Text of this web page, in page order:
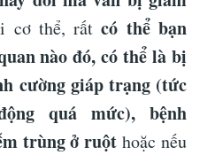
cơ thể, rấtcó thể bạn
nào đó, có thể là bị
cường giáp trạng (tức
quá mức), bệnh
trùng ở ruột hoặc nếu